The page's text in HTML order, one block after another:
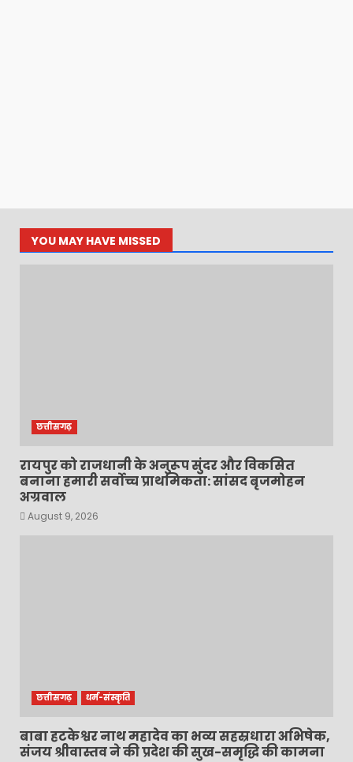
YOU MAY HAVE MISSED
छत्तीसगढ़
रायपुर को राजधानी के अनुरूप सुंदर और विकसित
बनाना हमारी सर्वोच्च प्राथमिकता: सांसद बृजमोहन
अग्रवाल
August 9, 2026
छत्तीसगढ़ धर्म-संस्कृति
बाबा हटकेश्वर नाथ महादेव का भव्य सहस्रधारा अभिषेक,
संजय श्रीवास्तव ने की प्रदेश की सुख-समृद्धि की कामना